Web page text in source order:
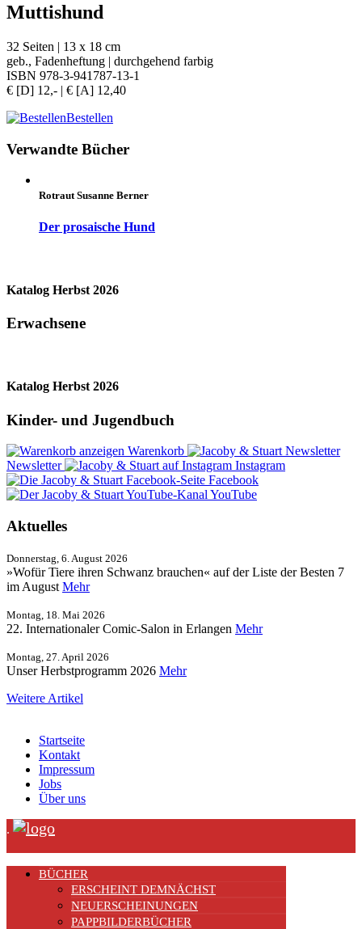
Muttishund
32 Seiten | 13 x 18 cm
geb., Fadenheftung | durchgehend farbig
ISBN 978-3-941787-13-1
€ [D] 12,- | € [A] 12,40
Bestellen
Verwandte Bücher
Rotraut Susanne Berner
Der prosaische Hund
Katalog Herbst 2026
Erwachsene
Katalog Herbst 2026
Kinder- und Jugendbuch
Warenkorb
Newsletter
Instagram
Facebook
YouTube
Aktuelles
Donnerstag, 6. August 2026
»Wofür Tiere ihren Schwanz brauchen« auf der Liste der Besten 7
im August Mehr
Montag, 18. Mai 2026
22. Internationaler Comic-Salon in Erlangen Mehr
Montag, 27. April 2026
Unser Herbstprogramm 2026 Mehr
Weitere Artikel
Startseite
Kontakt
Impressum
Jobs
Über uns
.
BÜCHER
ERSCHEINT DEMNÄCHST
NEUERSCHEINUNGEN
PAPPBILDERBÜCHER